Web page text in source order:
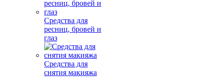
Средства для
ресниц, бровей и
глаз
Средства для
снятия макияжа